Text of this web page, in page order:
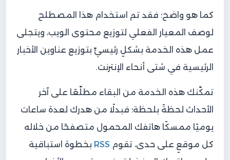
كما هو واضح؛ فقد تم استخدام هذا المصطلح
لوصف المعيار الفعلي لتوزيع محتوى الويب، ويتجلى
عمل هذه الخدمة بشكلٍ رئيسيٍّ بتوزيع عناوين الأخبار
الرئيسية في شتى أنحاء الإنترنت.
تمكّنك هذه الخدمة من البقاء مطلّعًا على آخر
الأحداث لحظةً بلحظة؛ فبدلًا من هدرك لعدة ساعات
يوميًا ممسكًا هاتفك المحمول متصفحًا من خلاله
كل موقعٍ على حدى، تقوم RSS بخطوة استباقية